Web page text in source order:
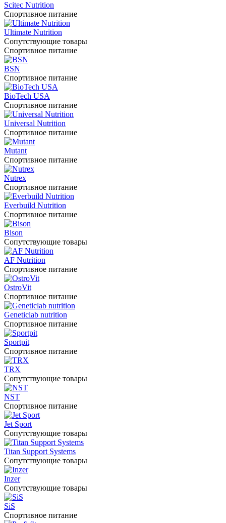
Scitec Nutrition
Спортивное питание
Ultimate Nutrition
Сопутствующие товары
Спортивное питание
BSN
Спортивное питание
BioTech USA
Спортивное питание
Universal Nutrition
Спортивное питание
Mutant
Спортивное питание
Nutrex
Спортивное питание
Everbuild Nutrition
Спортивное питание
Bison
Сопутствующие товары
AF Nutrition
Спортивное питание
OstroVit
Спортивное питание
Geneticlab nutrition
Спортивное питание
Sportpit
Спортивное питание
TRX
Сопутствующие товары
NST
Спортивное питание
Jet Sport
Сопутствующие товары
Titan Support Systems
Сопутствующие товары
Inzer
Сопутствующие товары
SiS
Спортивное питание